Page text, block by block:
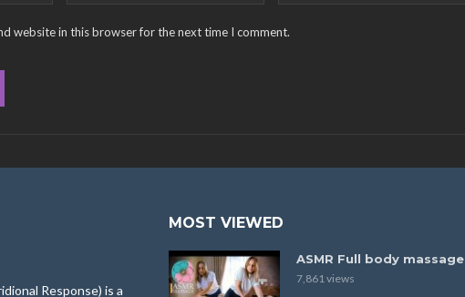
website in this browser for the next time I comment.
Response) is a
MOST VIEWED
ASMR Full body massage
7,861 views